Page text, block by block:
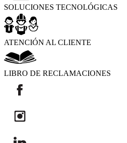
SOLUCIONES TECNOLÓGICAS
ATENCIÓN AL CLIENTE
LIBRO DE RECLAMACIONES